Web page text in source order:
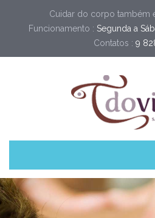
Cuidar do corpo também
Funcionamento : Segunda a
Contatos : 9